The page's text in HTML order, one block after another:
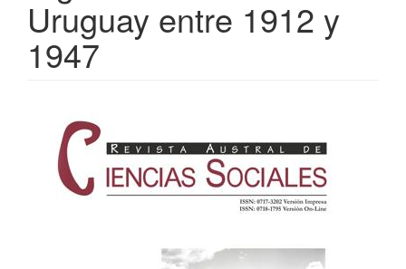
Uruguay entre 1912 y
1947
Barra
lateral
del
artículo